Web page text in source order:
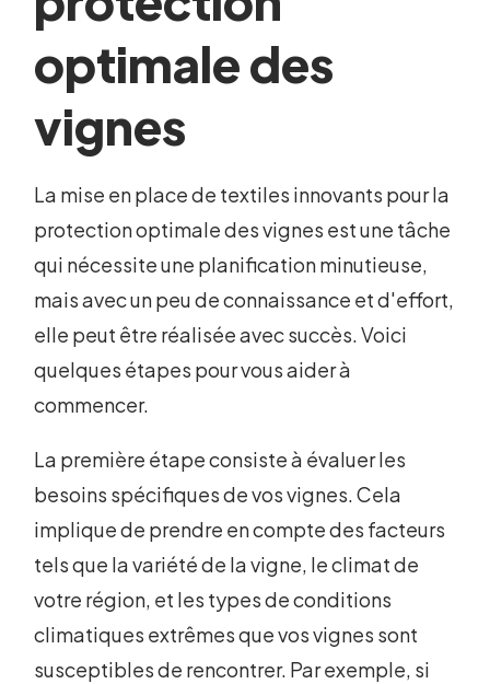
optimale des
vignes
La mise en place de textiles innovants pour la
protection optimale des vignes est une tâche
qui nécessite une planification minutieuse,
mais avec un peu de connaissance et d'effort,
elle peut être réalisée avec succès. Voici
quelques étapes pour vous aider à
commencer.
La première étape consiste à évaluer les
besoins spécifiques de vos vignes. Cela
implique de prendre en compte des facteurs
tels que la variété de la vigne, le climat de
votre région, et les types de conditions
climatiques extrêmes que vos vignes sont
susceptibles de rencontrer. Par exemple, si